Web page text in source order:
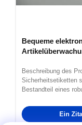
Bequeme
Beschreibung des
Sicherheitsetiketten
Bestandteil eines
zuverlässiges und
vor Diebstahl und
Ein